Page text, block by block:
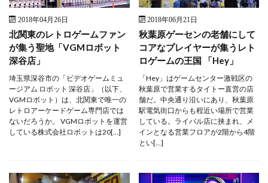
2018年04月26日
北関東のレトロゲームファン
が集う聖地「VGMロボット
深谷店」
埼玉県深谷市の「ビデオゲームミュ
ージアム ロボット 深谷店」（以下、
VGMロボット）は、北関東で唯一の
レトロアーケードゲーム専門店では
ないだろうか。 VGMロボットを運営
している株式会社ロボットは20[…]
2018年06月21日
秋葉原ゲーセンの老舗にして
コアなプレイヤーが集うレト
ロゲームの王国 「Hey」
「Hey」はゲームセンター激戦区の
秋葉原で営業するタイトー直営の店
舗だ。中央通り沿いにあり、秋葉原
駅電気街口からも程近い場所で営業
している。ライバル店に挟まれ、メ
インとなる営業フロアが2階から4階
とい[…]